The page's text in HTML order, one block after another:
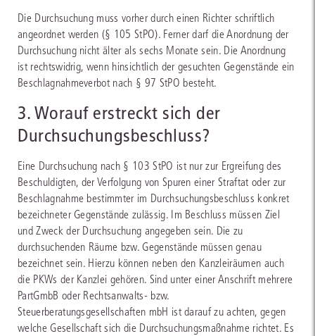
Die Durchsuchung muss vorher durch einen Richter schriftlich
angeordnet werden (§ 105 StPO). Ferner darf die Anordnung der
Durchsuchung nicht älter als sechs Monate sein. Die Anordnung
ist rechtswidrig, wenn hinsichtlich der gesuchten Gegenstände ein
Beschlagnahmeverbot nach § 97 StPO besteht.
3. Worauf erstreckt sich der
Durchsuchungsbeschluss?
Eine Durchsuchung nach § 103 StPO ist nur zur Ergreifung des
Beschuldigten, der Verfolgung von Spuren einer Straftat oder zur
Beschlagnahme bestimmter im Durchsuchungsbeschluss konkret
bezeichneter Gegenstände zulässig. Im Beschluss müssen Ziel
und Zweck der Durchsuchung angegeben sein. Die zu
durchsuchenden Räume bzw. Gegenstände müssen genau
bezeichnet sein. Hierzu können neben den Kanzleiräumen auch
die PKWs der Kanzlei gehören. Sind unter einer Anschrift mehrere
PartGmbB oder Rechtsanwalts- bzw.
Steuerberatungsgesellschaften mbH ist darauf zu achten, gegen
welche Gesellschaft sich die Durchsuchungsmaßnahme richtet. Es